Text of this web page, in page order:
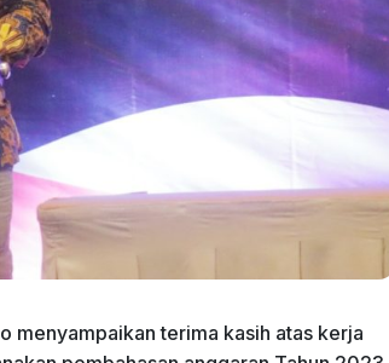
menyampaikan terima kasih atas kerja